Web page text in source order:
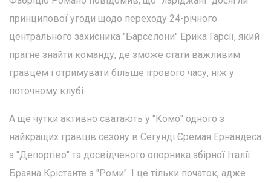
принципової угоди щодо переходу 24-річного
центрального захисника "Барселони" Ерика Гарсії, який
прагне знайти команду, де зможе стати важливим
гравцем і отримувати більше ігрового часу, ніж у
поточному клубі.
А ще чутки активно сватають у "Комо" одного з
найкращих гравців сезону в Сегунді Єремая Ернандеса
з "Депортіво" та досвідченого опорника збірної Італії
Браяна Крістанте з "Роми". І це тільки початок, адже